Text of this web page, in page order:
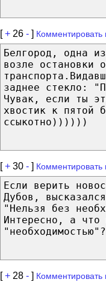
[+ 26 - ]
Белгород, одна
возле остановки
заднее стекло:
Чувак, если ты
хвостик к пятой
ссыкотно))))))
[+ 30 - ]
Если верить
Дубов,
"Нельзя без
Интересно, а что
"необходимостью"?
[+ 28 - ]